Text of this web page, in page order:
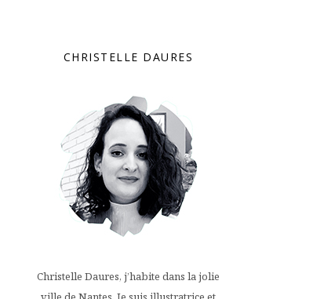
CHRISTELLE DAURES
Christelle Daures, j’habite dans la jolie